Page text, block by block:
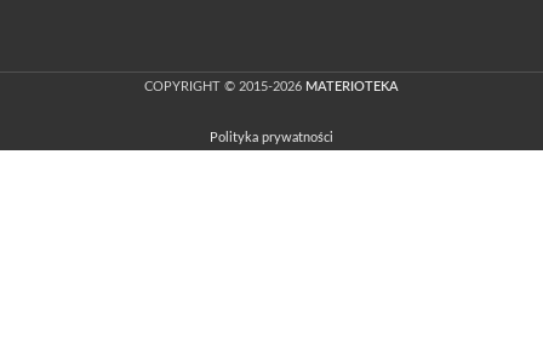
COPYRIGHT © 2015-2026 MATERIOTEKA
Polityka prywatności